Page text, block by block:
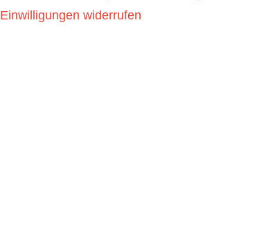
Einwilligungen widerrufen